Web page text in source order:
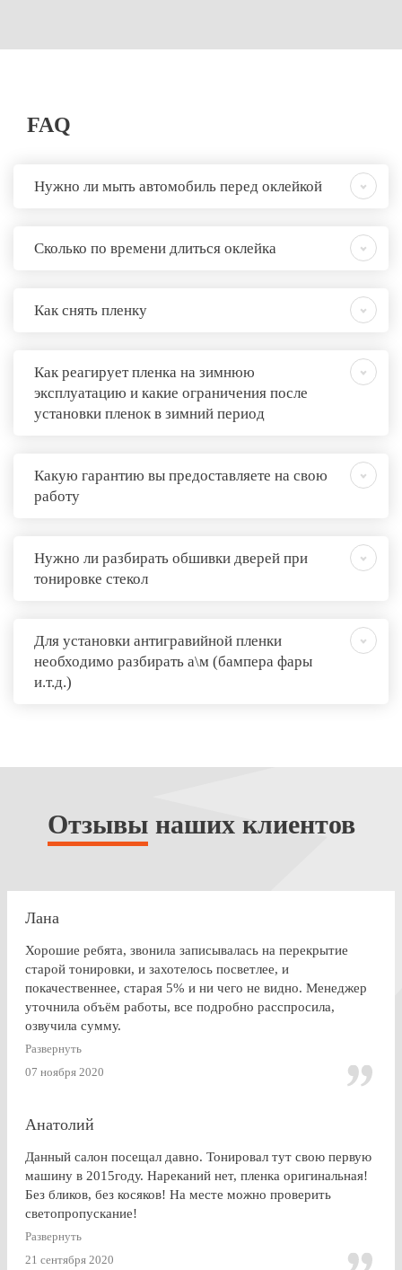
FAQ
Нужно ли мыть автомобиль перед оклейкой
Сколько по времени длиться оклейка
Как снять пленку
Как реагирует пленка на зимнюю
эксплуатацию и какие ограничения после
установки пленок в зимний период
Какую гарантию вы предоставляете на свою
работу
Нужно ли разбирать обшивки дверей при
тонировке стекол
Для установки антигравийной пленки
необходимо разбирать а\м (бампера фары
и.т.д.)
Отзывынаших клиентов
Лана
Хорошие ребята, звонила записывалась на перекрытие
старой тонировки, и захотелось посветлее, и
покачественнее, старая 5% и ни чего не видно. Менеджер
уточнила объём работы, все подробно расспросила,
озвучила сумму.
По Работе и в целом претензии нет. Только опоздала к
завершении работ, машина ждала уже готовая меня. Жаль,
что заранее не позвонили.
Развернуть
07 ноября 2020
Анатолий
Данный салон посещал давно. Тонировал тут свою первую
машину в 2015году. Нареканий нет, пленка оригинальная!
Без бликов, без косяков! На месте можно проверить
светопропускание!
Развернуть
21 сентября 2020